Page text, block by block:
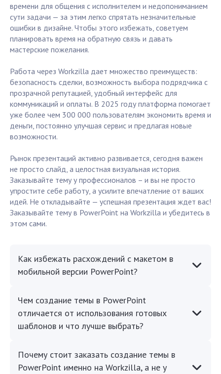
времени для общения с исполнителем и недопониманием
сути задачи — за этим легко спрятать незначительные
ошибки в дизайне. Чтобы этого избежать, советуем
планировать время на обратную связь и давать
мастерские пожелания.
Работа через Workzilla дает множество преимуществ:
безопасность сделки, возможность выбора подрядчика с
прозрачной репутацией, удобный интерфейс для
коммуникаций и оплаты. В 2025 году платформа помогает
уже более чем 300 000 пользователям экономить время и
деньги, постоянно улучшая сервис и предлагая новые
возможности.
Рынок презентаций активно развивается, сегодня важен
не просто слайд, а целостная визуальная история.
Заказывайте тему у профессионалов – и вы не просто
упростите себе работу, а усилите впечатление от ваших
идей. Не откладывайте — успешная презентация ждет вас!
Заказывайте тему в PowerPoint на Workzilla и убедитесь в
этом сами.
Как избежать расхождений с макетом в
мобильной версии PowerPoint?
Чем создание темы в PowerPoint
отличается от использования готовых
шаблонов и что лучше выбрать?
Почему стоит заказать создание темы в
PowerPoint именно на Workzilla, а не у